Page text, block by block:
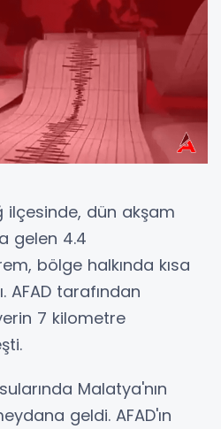
ilçesinde, dün akşam
gelen 4.4
bölge halkında kısa
AFAD tarafından
7 kilometre
Malatya'nın
geldi. AFAD'ın